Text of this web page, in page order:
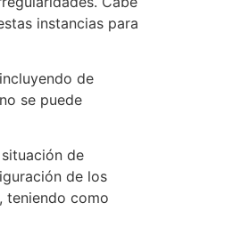
instancias para
de
se puede
de
de los
teniendo como